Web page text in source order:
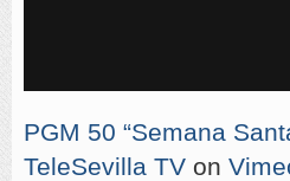
PGM 50 “Semana
TeleSevilla TV on